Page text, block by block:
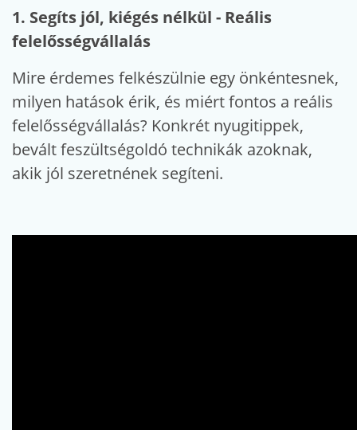
1. Segíts jól, kiégés nélkül - Reális
felelősségvállalás
Mire érdemes felkészülnie egy önkéntesnek,
milyen hatások érik, és miért fontos a reális
felelősségvállalás? Konkrét nyugitippek,
bevált feszültségoldó technikák azoknak,
akik jól szeretnének segíteni.